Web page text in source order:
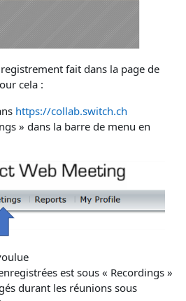
fait dans la page de
cela :
https://collab.switch.ch
» dans la barre de menu en
est sous « Recordings »
durant les réunions sous